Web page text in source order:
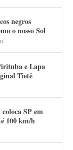
negros
o nosso Sol
e Lapa
Tietê
SP em
100 km/h